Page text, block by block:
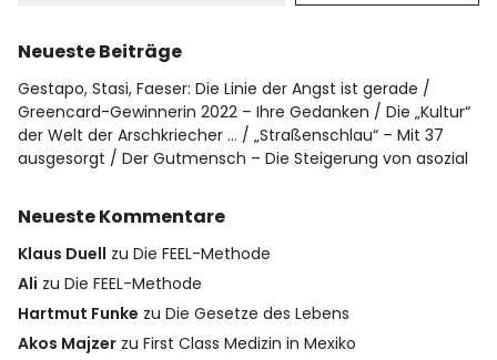
Neueste Beiträge
Gestapo, Stasi, Faeser: Die Linie der Angst ist gerade
Greencard-Gewinnerin 2022 – Ihre Gedanken
Die „Kultur“
der Welt der Arschkriecher …
„Straßenschlau“ – Mit 37
ausgesorgt
Der Gutmensch – Die Steigerung von asozial
Neueste Kommentare
Klaus Duell zuDie FEEL-Methode
Ali zuDie FEEL-Methode
Hartmut Funke zuDie Gesetze des Lebens
Akos Majzer zuFirst Class Medizin in Mexiko